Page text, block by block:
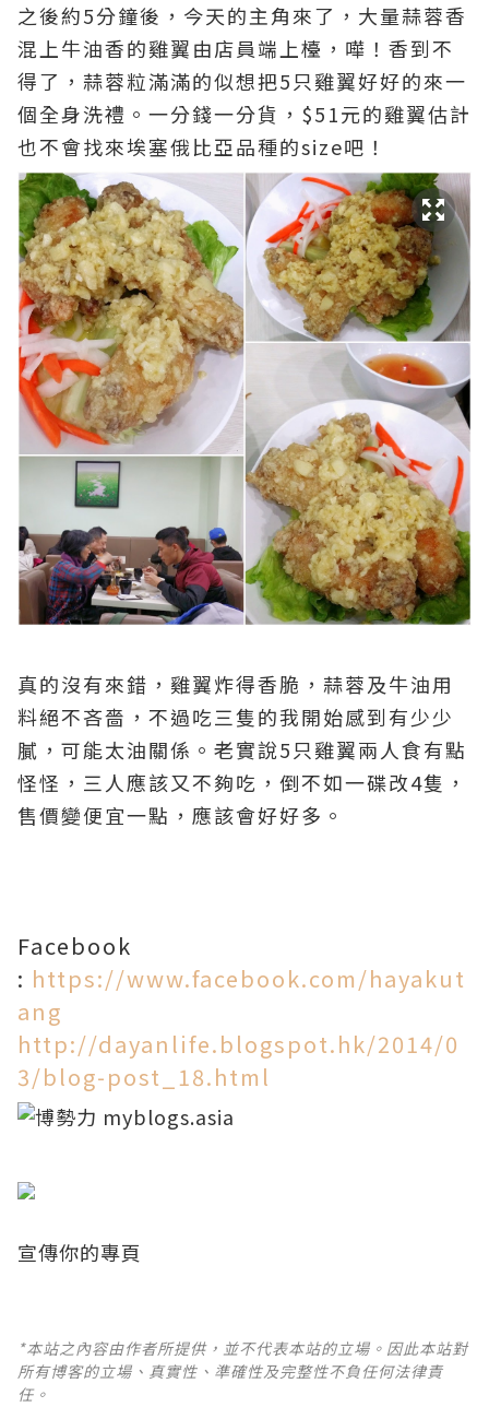
之後約5分鐘後，今天的主角來了，大量蒜蓉香
混上牛油香的雞翼由店員端上檯，嘩！香到不
得了，蒜蓉粒滿滿的似想把5只雞翼好好的來一
個全身洗禮。一分錢一分貨，$51元的雞翼估計
也不會找來埃塞俄比亞品種的size吧！
真的沒有來錯，雞翼炸得香脆，蒜蓉及牛油用
料絕不吝嗇，不過吃三隻的我開始感到有少少
膩，可能太油關係。老實說5只雞翼兩人食有點
怪怪，三人應該又不夠吃，倒不如一碟改4隻，
售價變便宜一點，應該會好好多。
Facebook
: https://www.facebook.com/hayakut
ang
http://dayanlife.blogspot.hk/2014/0
3/blog-post_18.html
宣傳你的專頁
*本站之內容由作者所提供，並不代表本站的立場。因此本站對
所有博客的立場、真實性、準確性及完整性不負任何法律責
任。